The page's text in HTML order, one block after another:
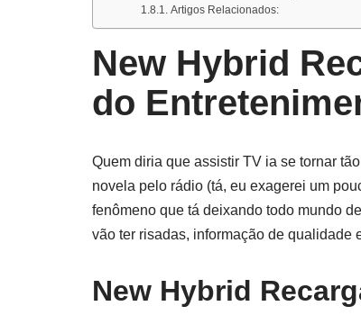
Artigos Relacionados:
New Hybrid
do
Quem diria que assistir TV ia se tornar
novela pelo rádio (tá, eu exagerei um
fenômeno que tá deixando todo mundo
vão ter risadas, informação de qualidade
New Hybrid